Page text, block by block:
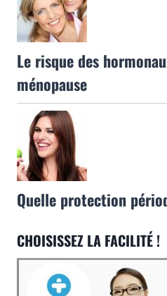
Le risque des
ménopause
Quelle protection
CHOISISSEZ LA FACILITÉ !